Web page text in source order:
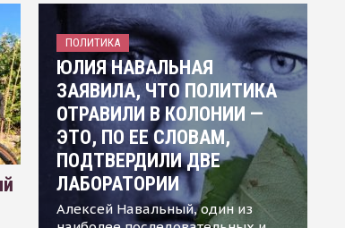
ПОЛИТИКА
ЮЛИЯ НАВАЛЬНАЯ
ЗАЯВИЛА, ЧТО ПОЛИТИКА
ОТРАВИЛИ В КОЛОНИИ —
ЭТО, ПО ЕЕ СЛОВАМ,
ПОДТВЕРДИЛИ ДВЕ
ЛАБОРАТОРИИ
Алексей Навальный, один из